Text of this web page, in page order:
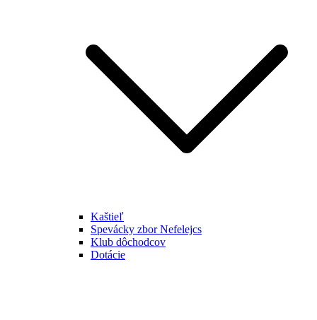
Kaštieľ
Spevácky zbor Nefelejcs
Klub dôchodcov
Dotácie